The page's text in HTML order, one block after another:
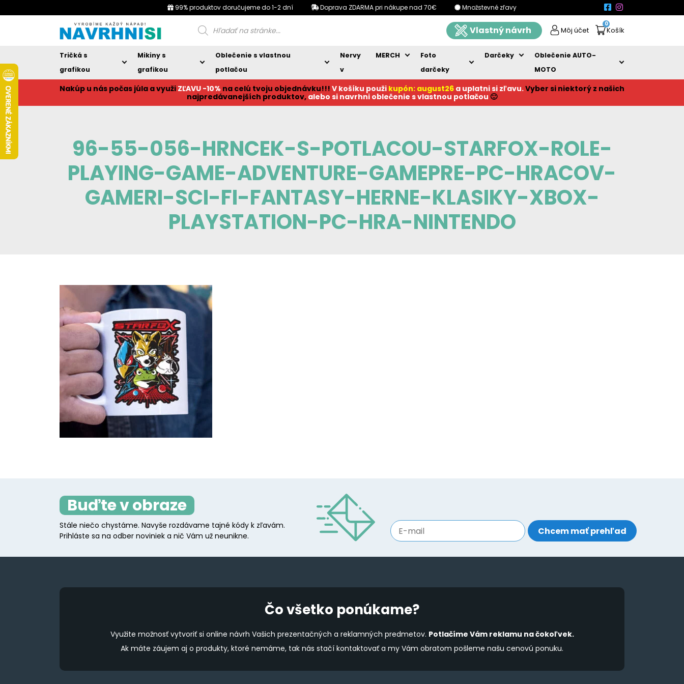
99% produktov doručujeme do 1-2 dní Doprava ZDARMA pri nákupe nad 70€ Množstevné zľavy
Products
search Vlastný návrh Môj účet
0
Košík
Tričká s
grafikou
Mikiny s
grafikou
Oblečenie s vlastnou
potlačou
Nervy
v
MERCH
Foto
darčeky
Darčeky
Oblečenie AUTO-
MOTO
Nakúp u nás počas júla a využi ZĽAVU -10% na celú tvoju objednávku!!! V košíku použi kupón: august26 a uplatni si zľavu.Vyber si niektorý z našich
najpredávanejších produktov, alebo si navrhni oblečenie s vlastnou potlačou 🙂
96-55-056-HRNCEK-S-POTLACOU-STARFOX-ROLE-
PLAYING-GAME-ADVENTURE-GAMEPRE-PC-HRACOV-
GAMERI-SCI-FI-FANTASY-HERNE-KLASIKY-XBOX-
PLAYSTATION-PC-HRA-NINTENDO
Buďte v obraze
Stále niečo chystáme. Navyše rozdávame tajné kódy k zľavám.
Prihláste sa na odber noviniek a nič Vám už neunikne.
Čo všetko ponúkame?
Využite možnosť vytvoriť si online návrh Vašich prezentačných a reklamných predmetov. Potlačíme Vám reklamu na čokoľvek.
Ak máte záujem aj o produkty, ktoré nemáme, tak nás stačí kontaktovať a my Vám obratom pošleme našu cenovú ponuku.